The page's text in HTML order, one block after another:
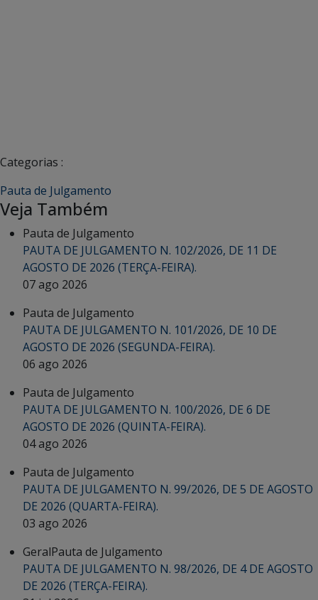
Categorias :
Pauta de Julgamento
Veja Também
Pauta de Julgamento
PAUTA DE JULGAMENTO N. 102/2026, DE 11 DE
AGOSTO DE 2026 (TERÇA-FEIRA).
07 ago 2026
Pauta de Julgamento
PAUTA DE JULGAMENTO N. 101/2026, DE 10 DE
AGOSTO DE 2026 (SEGUNDA-FEIRA).
06 ago 2026
Pauta de Julgamento
PAUTA DE JULGAMENTO N. 100/2026, DE 6 DE
AGOSTO DE 2026 (QUINTA-FEIRA).
04 ago 2026
Pauta de Julgamento
PAUTA DE JULGAMENTO N. 99/2026, DE 5 DE AGOSTO
DE 2026 (QUARTA-FEIRA).
03 ago 2026
GeralPauta de Julgamento
PAUTA DE JULGAMENTO N. 98/2026, DE 4 DE AGOSTO
DE 2026 (TERÇA-FEIRA).